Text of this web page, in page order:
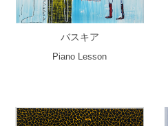
バスキア
Piano Lesson